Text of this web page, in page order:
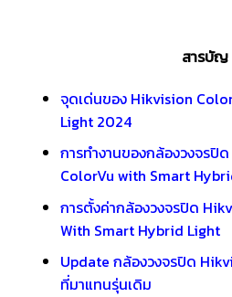
สารบัญ
จุดเด่นของ Hikvision
Light 2024
การทำงานของกล้องวงจรปิ
ColorVu with Smart
การตั้งค่ากล้องวงจรปิด
With Smart Hybrid Light
Update กล้องวงจรปิด
ที่มาแทนรุ่นเดิม